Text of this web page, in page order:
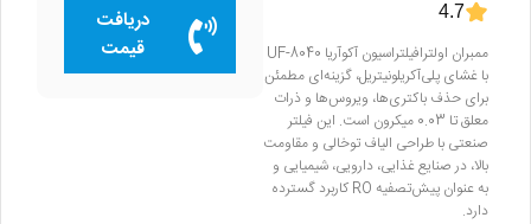
دریافت
قیمت
4.7
ممبران اولترافیلتراسیون آکوآریا UF-8040
با غشای پلی‌آکریلونیتریل، گزینه‌ای مطمئن
برای حذف باکتری‌ها، ویروس‌ها و ذرات
معلق تا 0.03 میکرون است. این فیلتر
صنعتی با طراحی الیاف توخالی و مقاومت
بالا، در صنایع غذایی، دارویی، شیمیایی و
به عنوان پیش‌تصفیه RO کاربرد گسترده
دارد.